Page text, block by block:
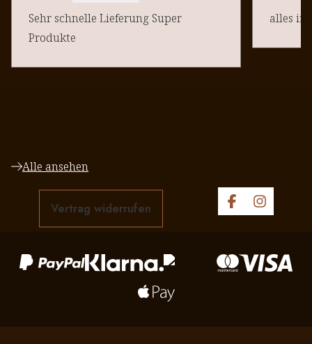
Sehr schnelle Lieferung Super
Produkte
alles in
Alle ansehen
Vertrag widerrufen